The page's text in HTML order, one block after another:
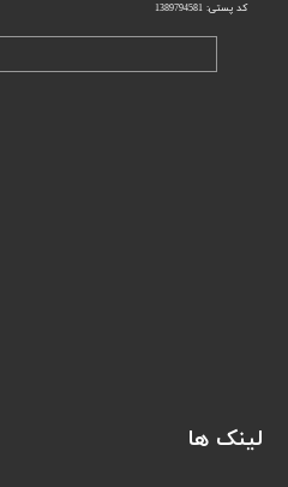
کد پستی: 1389794581
لینک ها